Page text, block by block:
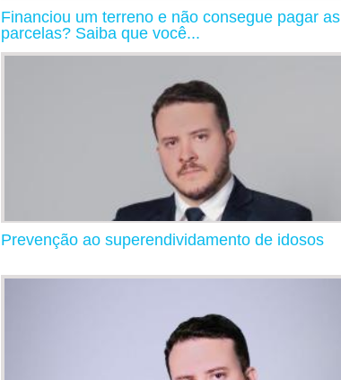
Financiou um terreno e não consegue pagar as
parcelas? Saiba que você...
Prevenção ao superendividamento de idosos